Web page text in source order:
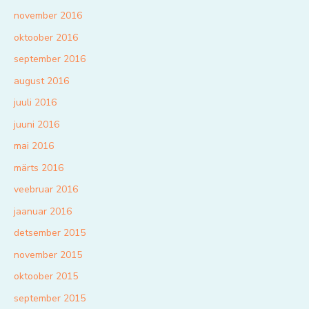
november 2016
oktoober 2016
september 2016
august 2016
juuli 2016
juuni 2016
mai 2016
märts 2016
veebruar 2016
jaanuar 2016
detsember 2015
november 2015
oktoober 2015
september 2015